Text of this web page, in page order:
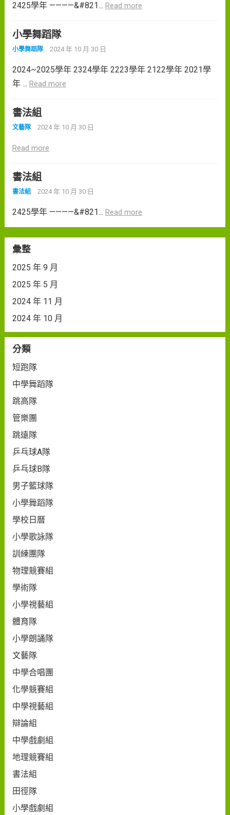
2425學年 ————&#821... Read more
小學舞蹈隊
小學舞蹈隊 2024 年 10 月 30 日
2024~2025學年 2324學年 2223學年 2122學年 2021學
年 ... Read more
書法組
文藝隊 2024 年 10 月 30 日
Read more
書法組
書法組 2024 年 10 月 30 日
2425學年 ————&#821... Read more
彙整
2025 年 9 月
2025 年 5 月
2024 年 11 月
2024 年 10 月
分類
短跑隊
中學舞蹈隊
跳高隊
管樂團
跳遠隊
乒乓球A隊
乒乓球B隊
男子籃球隊
小學舞蹈隊
學校日曆
小學歌詠隊
訓練團隊
物理競賽組
學術隊
小學視藝組
體育隊
小學朗誦隊
文藝隊
中學合唱團
化學競賽組
中學視藝組
辯論組
中學戲劇組
地理競賽組
書法組
田徑隊
小學戲劇組